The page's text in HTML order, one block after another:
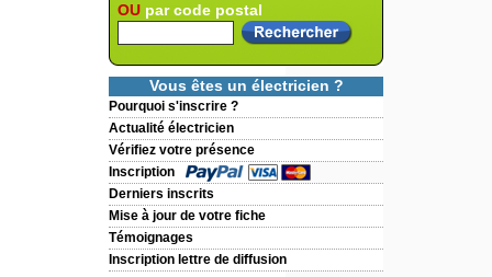
OU par code postal
Vous êtes un électricien ?
Pourquoi s'inscrire ?
Actualité électricien
Vérifiez votre présence
Inscription
Derniers inscrits
Mise à jour de votre fiche
Témoignages
Inscription lettre de diffusion